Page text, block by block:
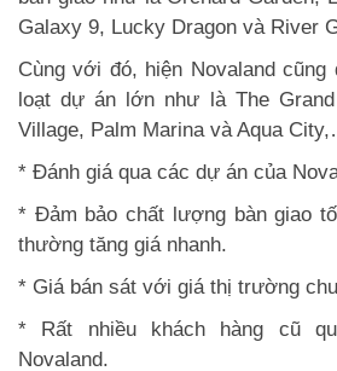
Galaxy 9, Lucky Dragon và River
Cùng với đó, hiện Novaland cũng
loạt dự án lớn như là The Grand
Village, Palm Marina và Aqua
* Đánh giá qua các dự án của
* Đảm bảo chất lượng bàn giao
thường tăng giá nhanh.
* Giá bán sát với giá thị trường
* Rất nhiều khách hàng cũ
Novaland.